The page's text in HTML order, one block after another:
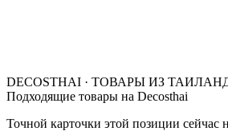
DECOSTHAI · ТОВАРЫ ИЗ
Подходящие товары на Decosthai
Точной карточки этой позиции сейчас